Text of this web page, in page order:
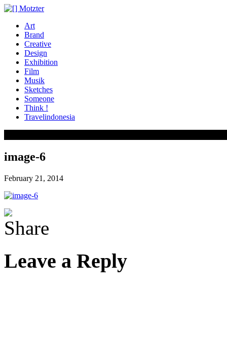
Art
Brand
Creative
Design
Exhibition
Film
Musik
Sketches
Someone
Think !
Travelindonesia
image-6
February 21, 2014
Leave a Reply